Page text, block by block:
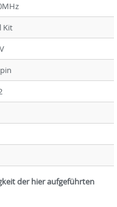
Kit
der hier aufgeführten